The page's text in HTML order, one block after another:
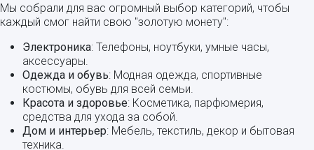
Мы собрали для вас огромный выбор категорий, чтобы
каждый смог найти свою "золотую монету":
Электроника: Телефоны, ноутбуки, умные часы,
аксессуары.
Одежда и обувь: Модная одежда, спортивные
костюмы, обувь для всей семьи.
Красота и здоровье: Косметика, парфюмерия,
средства для ухода за собой.
Дом и интерьер: Мебель, текстиль, декор и бытовая
техника.